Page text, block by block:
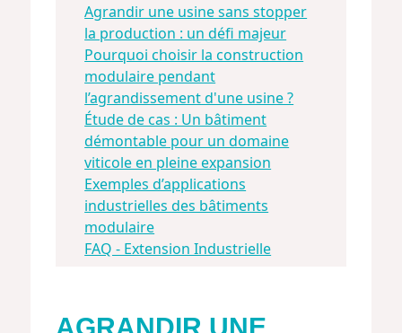
Agrandir une usine sans stopper
la production : un défi majeur
Pourquoi choisir la construction
modulaire pendant
l’agrandissement d'une usine ?
Étude de cas : Un bâtiment
démontable pour un domaine
viticole en pleine expansion
Exemples d’applications
industrielles des bâtiments
modulaire
FAQ - Extension Industrielle
AGRANDIR UNE